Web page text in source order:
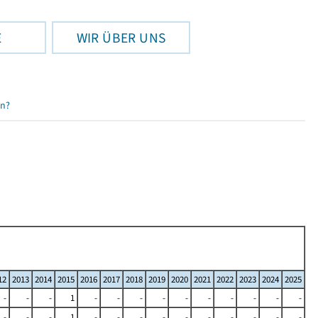
WIR ÜBER UNS
2013 2014 2015 2016 2017 2018 2019 2020 2021 2022 2023 2024 2025
- - - 1 - - - - - - - - -
-